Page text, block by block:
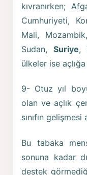
kıvranırken;
Cumhuriyeti,
Mali,
Sudan, Suriye,
ülkeler ise
9- Otuz yıl
olan ve açlık
sınıfın
Bu tabaka
sonuna kadar
destek